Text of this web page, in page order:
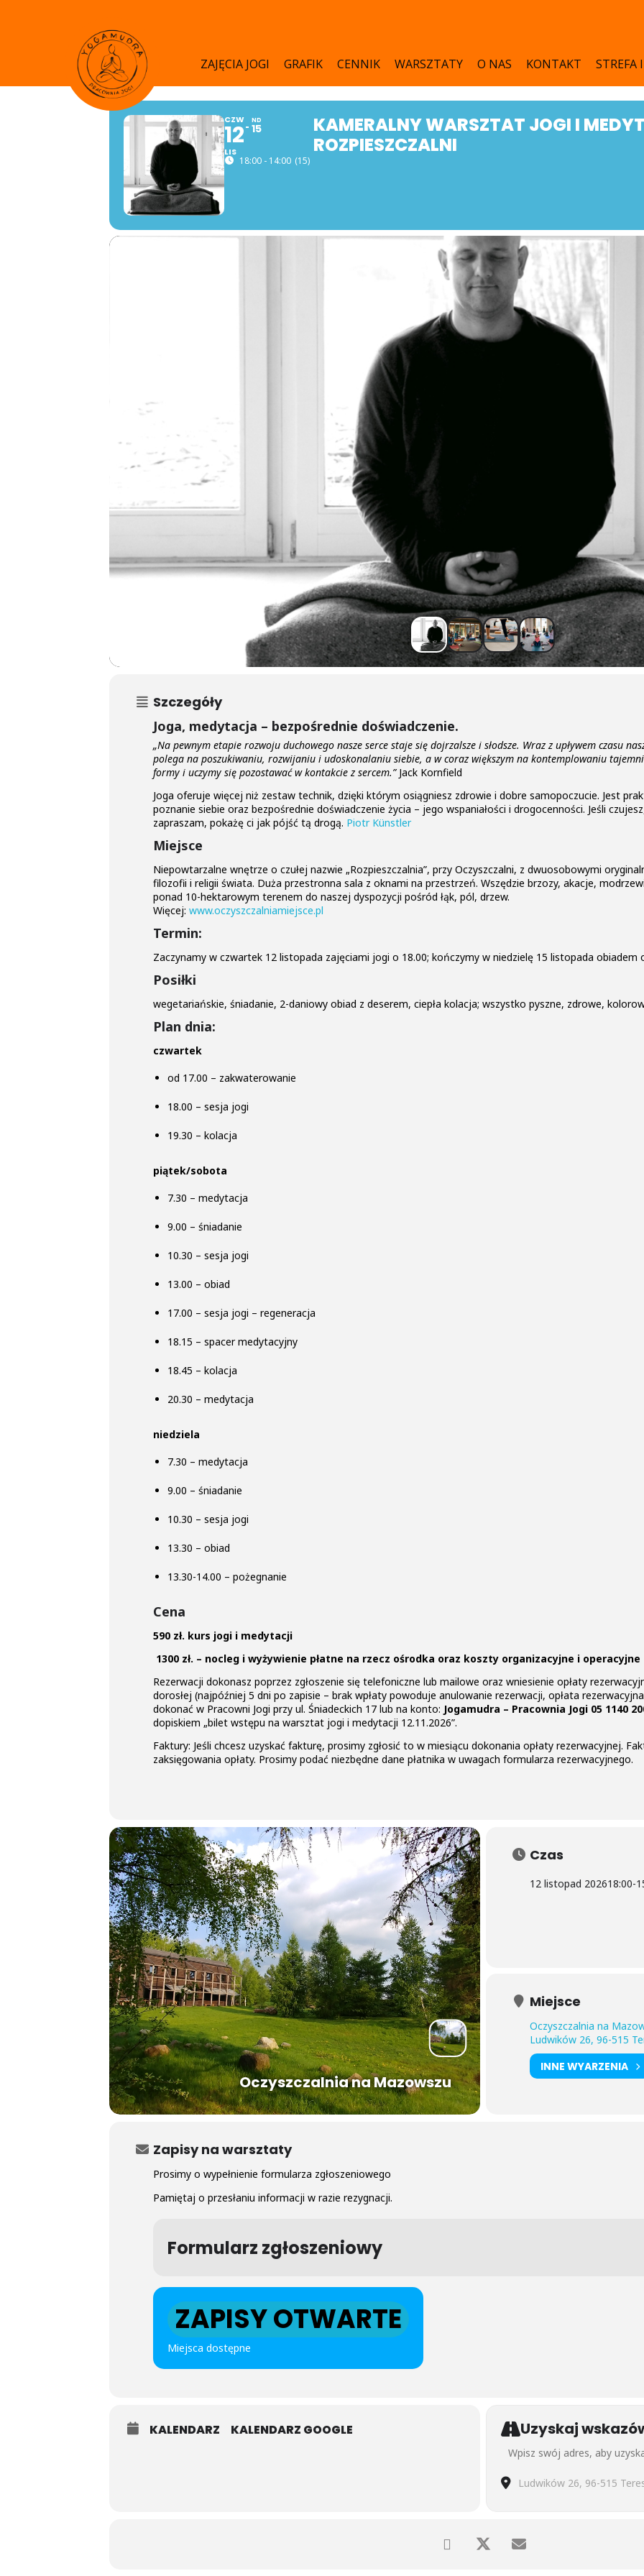
ZAJĘCIA JOGI GRAFIK CENNIK WARSZTATY O NAS KONTAKT STREFA
CZW
12
LIS
ND
15
18:00 - 14:00 (15)
KAMERALNY WARSZTAT JOGI I
ROZPIESZCZALNI
Szczegóły
Joga, medytacja – bezpośrednie doświadczenie.
„Na pewnym etapie rozwoju duchowego nasze serce staje się dojrzalsze i słodsze. Wraz z upływem czasu
polega na poszukiwaniu, rozwijaniu i udoskonalaniu siebie, a w coraz większym na kontemplowaniu
formy i uczymy się pozostawać w kontakcie z sercem.” Jack Kornfield
Joga oferuje więcej niż zestaw technik, dzięki którym osiągniesz zdrowie i dobre samopoczucie. Jest
poznanie siebie oraz bezpośrednie doświadczenie życia – jego wspaniałości i drogocenności. Jeśli
zapraszam, pokażę ci jak pójść tą drogą. Piotr Künstler
Miejsce
Niepowtarzalne wnętrze o czułej nazwie „Rozpieszczalnia”, przy Oczyszczalni, z dwuosobowymi
filozofii i religii świata. Duża przestronna sala z oknami na przestrzeń. Wszędzie brzozy, akacje,
ponad 10-hektarowym terenem do naszej dyspozycji pośród łąk, pól, drzew.
Więcej: www.oczyszczalniamiejsce.pl
Termin:
Zaczynamy w czwartek 12 listopada zajęciami jogi o 18.00; kończymy w niedzielę 15 listopada obiadem
Posiłki
wegetariańskie, śniadanie, 2-daniowy obiad z deserem, ciepła kolacja; wszystko pyszne, zdrowe,
Plan dnia:
czwartek
od 17.00 – zakwaterowanie
18.00 – sesja jogi
19.30 – kolacja
piątek/sobota
7.30 – medytacja
9.00 – śniadanie
10.30 – sesja jogi
13.00 – obiad
17.00 – sesja jogi – regeneracja
18.15 – spacer medytacyjny
18.45 – kolacja
20.30 – medytacja
niedziela
7.30 – medytacja
9.00 – śniadanie
10.30 – sesja jogi
13.30 – obiad
13.30-14.00 – pożegnanie
Cena
590 zł. kurs jogi i medytacji
1300 zł. – nocleg i wyżywienie płatne na rzecz ośrodka oraz koszty organizacyjne i operacyjne
Rezerwacji dokonasz poprzez zgłoszenie się telefoniczne lub mailowe oraz wniesienie opłaty
dorosłej (najpóźniej 5 dni po zapisie – brak wpłaty powoduje anulowanie rezerwacji, opłata
dokonać w Pracowni Jogi przy ul. Śniadeckich 17 lub na konto: Jogamudra – Pracownia Jogi 05 1140
dopiskiem „bilet wstępu na warsztat jogi i medytacji 12.11.2026”.
Faktury: Jeśli chcesz uzyskać fakturę, prosimy zgłosić to w miesiącu dokonania opłaty rezerwacyjnej.
zaksięgowania opłaty. Prosimy podać niezbędne dane płatnika w uwagach formularza rezerwacyjnego.
Oczyszczalnia na Mazowszu
Czas
12 listopad 202618:00-
Miejsce
Oczyszczalnia na
Ludwików 26, 96-515
INNE WYARZENIA
Zapisy na warsztaty
Prosimy o wypełnienie formularza zgłoszeniowego
Pamiętaj o przesłaniu informacji w razie rezygnacji.
Formularz zgłoszeniowy
ZAPISY OTWARTE
Miejsca dostępne
KALENDARZ KALENDARZ GOOGLE Uzyskaj
Address - Kameralny
Destination Address -